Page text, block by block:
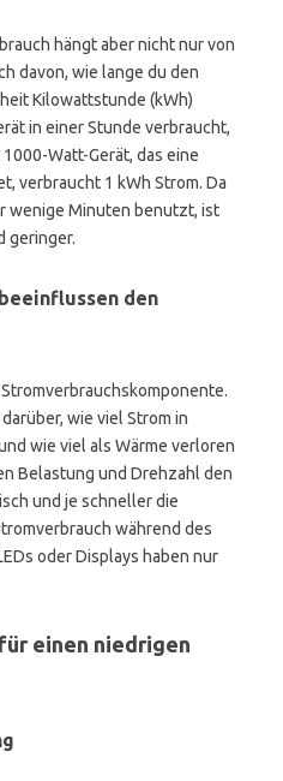
hängt aber nicht nur von
davon, wie lange du den
Kilowattstunde (kWh)
in einer Stunde verbraucht,
Watt-Gerät, das eine
verbraucht 1 kWh Strom. Da
wenige Minuten benutzt, ist
geringer.
den
wie viel Strom in
wie viel als Wärme verloren
Belastung und Drehzahl den
und je schneller die
während des
oder Displays haben nur
einen niedrigen